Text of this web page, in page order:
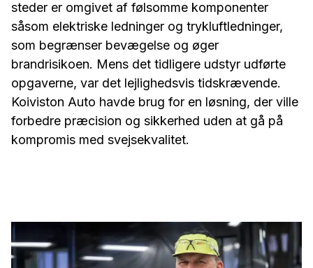
steder er omgivet af følsomme komponenter
såsom elektriske ledninger og trykluftledninger,
som begrænser bevægelse og øger
brandrisikoen. Mens det tidligere udstyr udførte
opgaverne, var det lejlighedsvis tidskrævende.
Koiviston Auto havde brug for en løsning, der ville
forbedre præcision og sikkerhed uden at gå på
kompromis med svejsekvalitet.